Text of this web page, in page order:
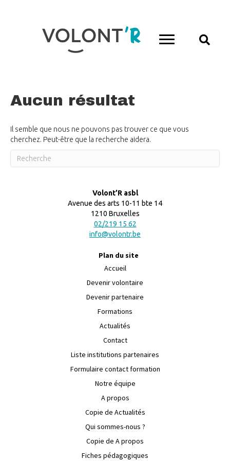
Aucun résultat
Il semble que nous ne pouvons pas trouver ce que vous
cherchez. Peut-être que la recherche aidera.
Volont’R asbl
Avenue des arts 10-11 bte 14
1210 Bruxelles
02/219 15 62
info@volontr.be
Plan du site
Accueil
Devenir volontaire
Devenir partenaire
Formations
Actualités
Contact
Liste institutions partenaires
Formulaire contact formation
Notre équipe
A propos
Copie de Actualités
Qui sommes-nous ?
Copie de A propos
Fiches pédagogiques